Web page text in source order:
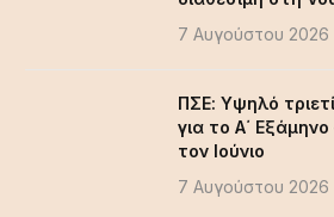
7 Αυγούστου 2026
ΠΣΕ: Υψηλό
για το Α΄
τον Ιούνιο
7 Αυγούστου 2026